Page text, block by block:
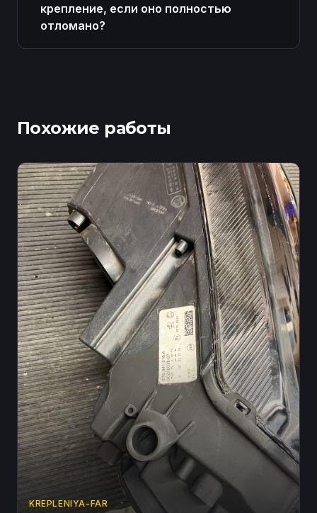
крепление, если оно полностью
отломано?
Похожие работы
KREPLENIYA-FAR